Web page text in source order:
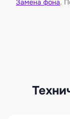
Замена фона.